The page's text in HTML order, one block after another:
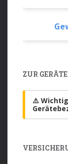
ZUR
⚠️